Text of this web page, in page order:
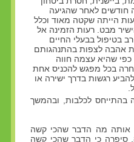
חודשים לאחר שהגיעה
הייתה שקטה מאוד וכלל
מבט. רעות הזמינה אל
רב בטיפול בבעלי החיים
אהבה לצפות בהתנהגותם
כפי שהיא עצמה חווה
בכל מפגש להכניס אחת
רגשות בדרך ישירה או
בהתייחס לכלבות, ובהמשך
אותה מה הדבר שהכי קשה
סיפרה כי הדבר שהכי קשה